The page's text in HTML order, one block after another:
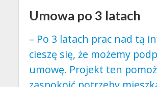
Umowa po 3 latach
– Po 3 latach prac nad tą
cieszę się, że możemy
umowę. Projekt ten